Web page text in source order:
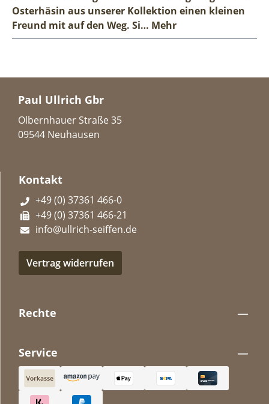
Osterhäsin aus unserer Kollektion einen kleinen
Freund mit auf den Weg. Si… Mehr
Paul Ullrich Gbr
Olbernhauer Straße 35
09544 Neuhausen
Kontakt
+49 (0) 37361 466-0
+49 (0) 37361 466-21
info@ullrich-seiffen.de
Vertrag widerrufen
Rechte
Service